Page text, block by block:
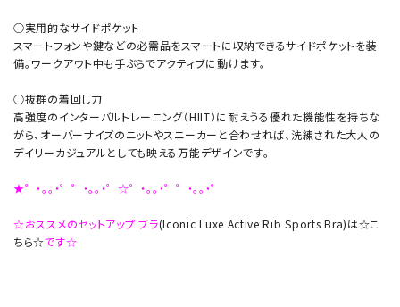
○実用的なサイドポケット
スマートフォンや鍵などの必需品をスマートに収納できるサイドポケットを装
備。ワークアウト中も手ぶらでアクティブに動けます。
○抜群の着回し力
高強度のインターバルトレーニング（HIIT）に耐えうる優れた機能性を持ちな
がら、オーバーサイズのニットやスニーカーと合わせれば、洗練された大人の
デイリーカジュアルとしても映える万能デザインです。
★゜・。。・゜゜・。。・゜☆゜・。。・゜゜・。。・゜
☆おススメのセットアップ ブラ(Iconic Luxe Active Rib Sports Bra)は☆こ
ちら☆です☆